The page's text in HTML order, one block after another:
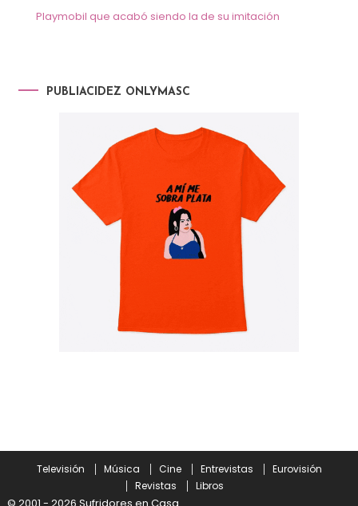
Playmobil que acabó siendo la de su imitación
PUBLIACIDEZ ONLYMASC
Televisión Música Cine Entrevistas
Eurovisión
Revistas
Libros